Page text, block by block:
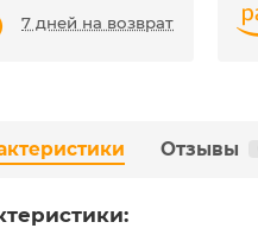
7 дней на возврат
Отзывы